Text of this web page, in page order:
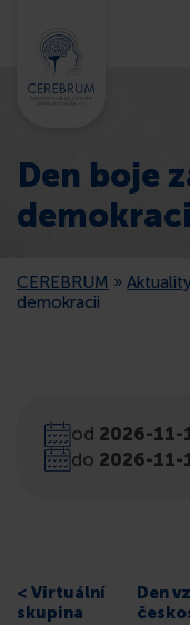
KOMUNITNÍ
CEREBRUM V
Den boje
CEREBRUM » Aktuality
demokracii
od 2026-11-
do 2026-11-
< Virtuální
skupina
Den